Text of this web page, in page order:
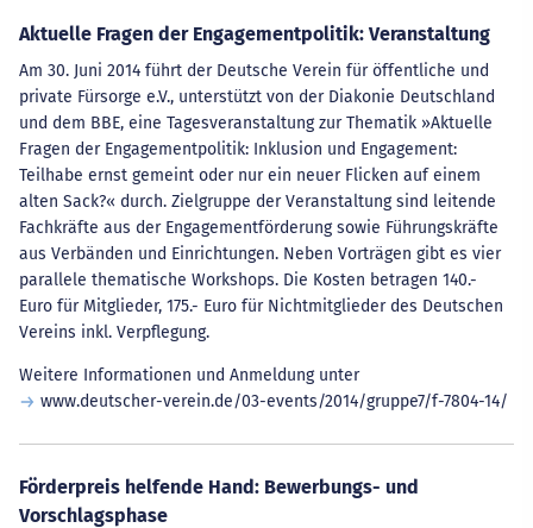
Aktuelle Fragen der Engagementpolitik: Veranstaltung
Am 30. Juni 2014 führt der Deutsche Verein für öffentliche und
private Fürsorge e.V., unterstützt von der Diakonie Deutschland
und dem BBE, eine Tagesveranstaltung zur Thematik »Aktuelle
Fragen der Engagementpolitik: Inklusion und Engagement:
Teilhabe ernst gemeint oder nur ein neuer Flicken auf einem
alten Sack?« durch. Zielgruppe der Veranstaltung sind leitende
Fachkräfte aus der Engagementförderung sowie Führungskräfte
aus Verbänden und Einrichtungen. Neben Vorträgen gibt es vier
parallele thematische Workshops. Die Kosten betragen 140.-
Euro für Mitglieder, 175.- Euro für Nichtmitglieder des Deutschen
Vereins inkl. Verpflegung.
Weitere Informationen und Anmeldung unter
www.deutscher-verein.de/03-events/2014/gruppe7/f-7804-14/
Förderpreis helfende Hand: Bewerbungs- und
Vorschlagsphase